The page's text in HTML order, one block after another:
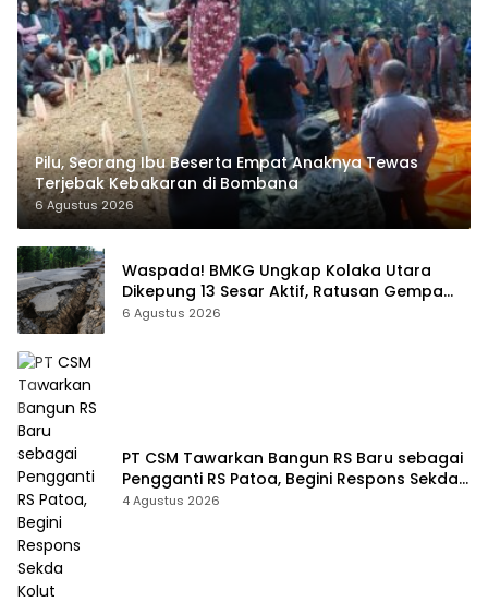
Pilu, Seorang Ibu Beserta Empat Anaknya Tewas
Terjebak Kebakaran di Bombana
6 Agustus 2026
Waspada! BMKG Ungkap Kolaka Utara
Dikepung 13 Sesar Aktif, Ratusan Gempa
Sudah Terekam
6 Agustus 2026
PT CSM Tawarkan Bangun RS Baru sebagai
Pengganti RS Patoa, Begini Respons Sekda
Kolut
4 Agustus 2026